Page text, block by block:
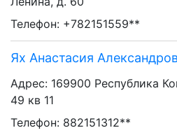
Телефон: +782151559**
Ях Анастасия
Адрес: 169900 Республика
49 кв 11
Телефон: 882151312**